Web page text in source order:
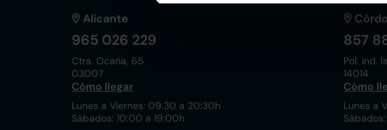
Alicante
965 026 229
Ctra. Ocaña, 65
03007
Cómo llegar
Lunes a Viernes: 09:30 a 20:30h
Sábados: 10:00 a 19:00h
857
Pol. ind.
14014
Cómo
Lunes a